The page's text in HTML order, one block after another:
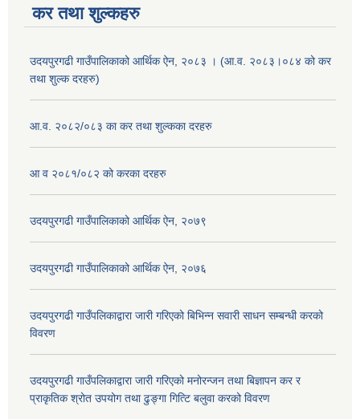
कर तथा शुल्कहरु
उदयपुरगढी गाउँपालिकाको आर्थिक ऐन, २०८३ । (आ.व. २०८३।०८४ को कर
तथा शुल्क दरहरु)
आ.व. २०८२/०८३ का कर तथा शुल्कका दरहरु
आ व २०८१/०८२ को करका दरहरु
उदयपुरगढी गाउँपालिकाको आर्थिक ऐन, २०७९
उदयपुरगढी गाउँपालिकाको आर्थिक ऐन, २०७६
उदयपुरगढी गाउँपलिकाद्वारा जारी गरिएको बिभिन्न सवारी साधन सम्बन्धी करको
विवरण
उदयपुरगढी गाउँपलिकाद्वारा जारी गरिएको मनोरन्जन तथा बिज्ञापन कर र
प्राकृतिक श्रोत उपयोग तथा ढुङ्गा गित्टि बलुवा करको विवरण